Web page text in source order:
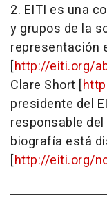
2. EITI es una
y grupos de la
representación
[http://eiti.org/
Clare Short [
presidente del
responsable
biografía está
[http://eiti.org/